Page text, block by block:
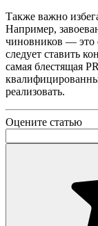
Также важно
Например,
чиновников — это
следует ставить
самая блестящая
реализовать.
Оцените статью